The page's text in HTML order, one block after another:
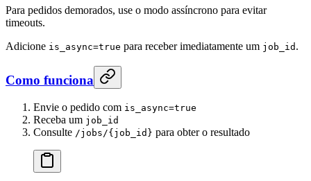
Para pedidos demorados, use o modo assíncrono para evitar
timeouts.
Adicione is_async=true para receber imediatamente um job_id .
Como funciona
Envie o pedido com is_async=true
Receba um job_id
Consulte /jobs/{job_id} para obter o resultado